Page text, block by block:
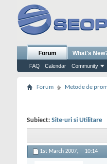
Forum
FAQ Calendar Community
What's
Forum Metode de
Subiect: Site-uri si Utilitare
1st March 2007, 10:14